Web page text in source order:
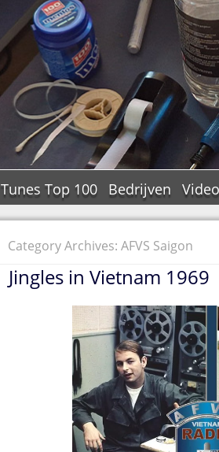
Tunes Top 100 Bedrijven
Category Archives: AFVS Saigon
Jingles in Vietnam 1969